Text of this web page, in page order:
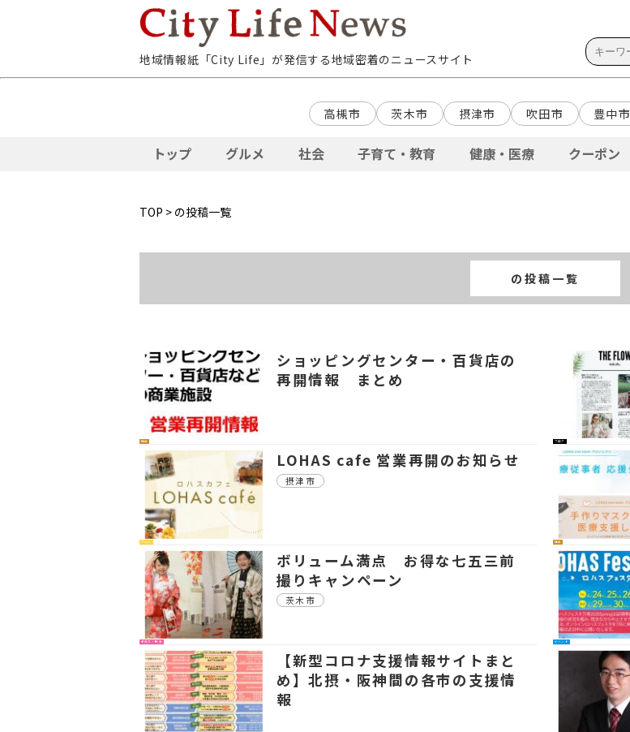
地域情報紙「City Life」が発信する地域密着のニュースサイト
高槻市 茨木市 摂津市 吹田市 豊中市
トップ グルメ 社会 子育て・教育 健康・医療 クーポン
TOP > の投稿一覧
の投稿一覧
社会
ショッピングセンター・百貨店の
再開情報 まとめ
ブログ
グルメ
LOHAS cafe 営業再開のお知らせ
摂津市
社会
子育て・教育
ボリューム満点 お得な七五三前
撮りキャンペーン
茨木市
イベント
【新型コロナ支援情報サイトまと
め】北摂・阪神間の各市の支援情
報